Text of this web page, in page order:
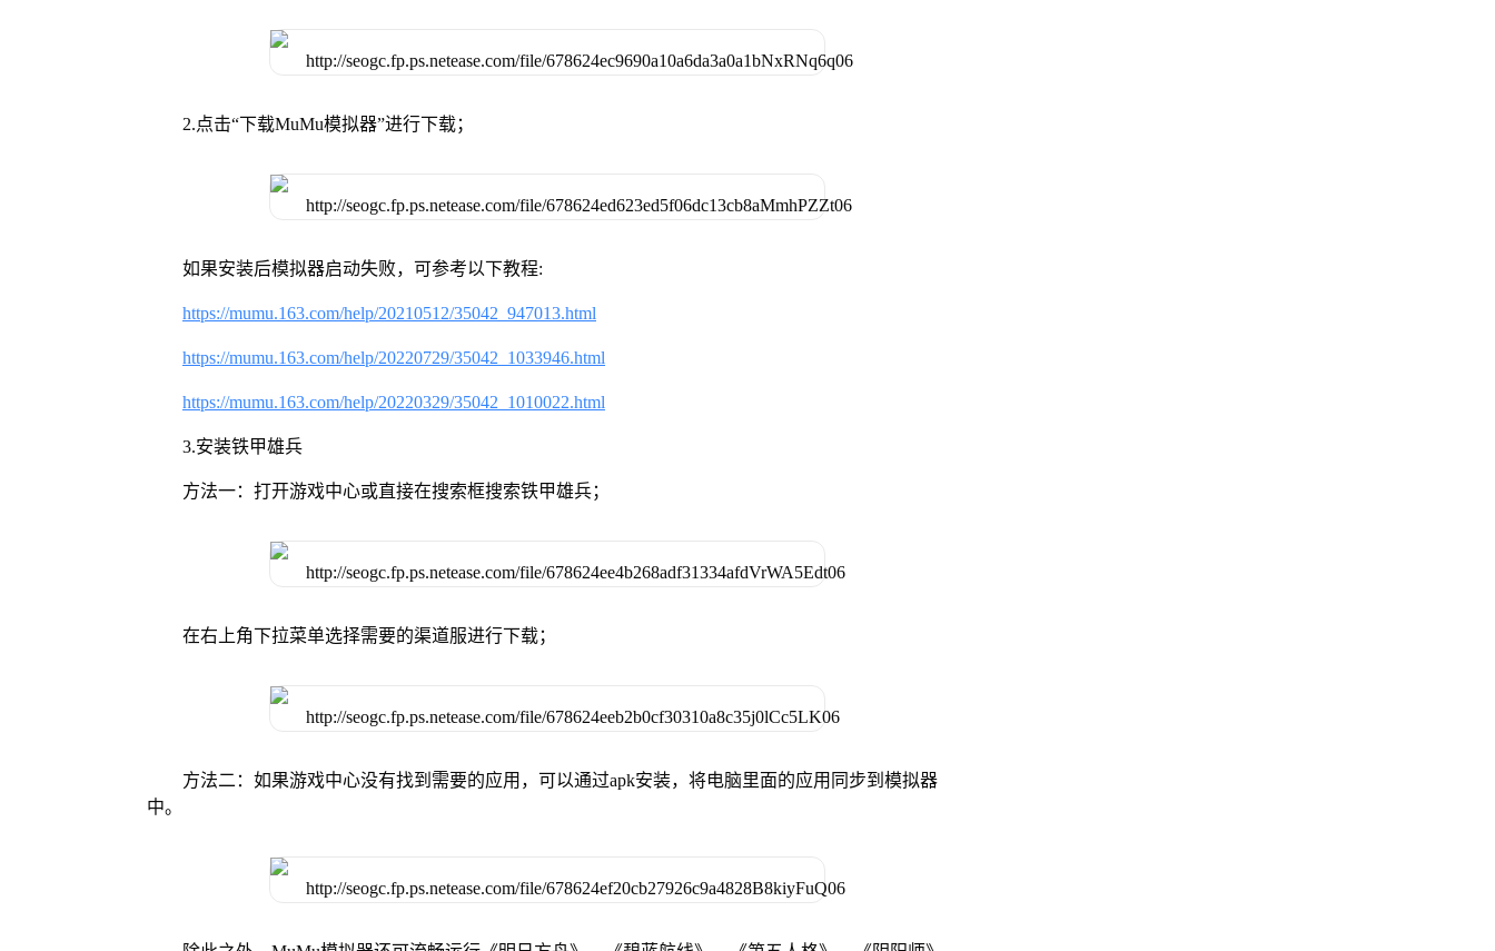
2.点击“下载MuMu模拟器”进行下载；
如果安装后模拟器启动失败，可参考以下教程:
https://mumu.163.com/help/20210512/35042_947013.html
https://mumu.163.com/help/20220729/35042_1033946.html
https://mumu.163.com/help/20220329/35042_1010022.html
3.安装铁甲雄兵
方法一：打开游戏中心或直接在搜索框搜索铁甲雄兵；
在右上角下拉菜单选择需要的渠道服进行下载；
方法二：如果游戏中心没有找到需要的应用，可以通过apk安装，将电脑里面的应用同步到模拟器
中。